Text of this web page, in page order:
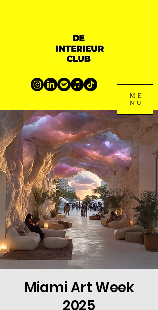
ME
NU
Miami Art Week
2025